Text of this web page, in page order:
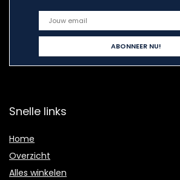
Snelle links
Home
Overzicht
Alles winkelen